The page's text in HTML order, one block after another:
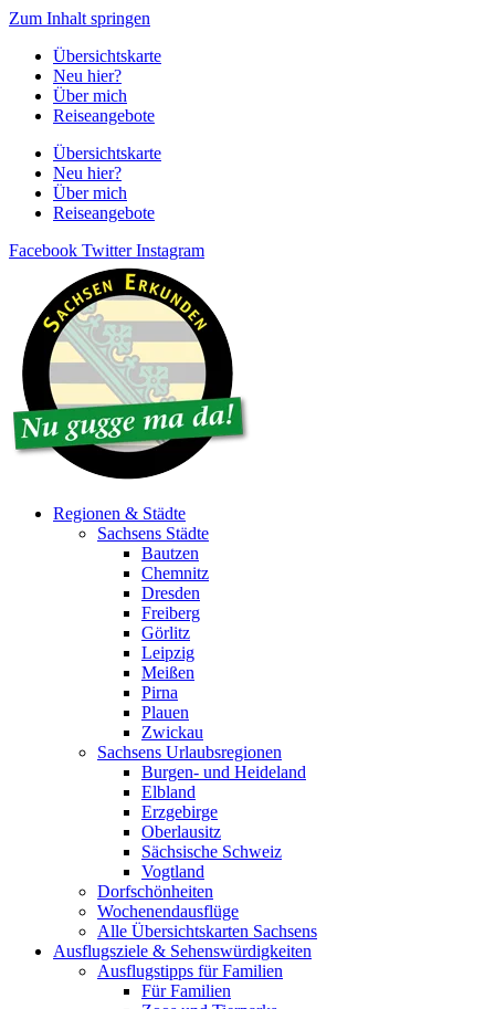
Zum Inhalt springen
Übersichtskarte
Neu hier?
Über mich
Reiseangebote
Übersichtskarte
Neu hier?
Über mich
Reiseangebote
Facebook Twitter Instagram
Regionen & Städte
Sachsens Städte
Bautzen
Chemnitz
Dresden
Freiberg
Görlitz
Leipzig
Meißen
Pirna
Plauen
Zwickau
Sachsens Urlaubsregionen
Burgen- und Heideland
Elbland
Erzgebirge
Oberlausitz
Sächsische Schweiz
Vogtland
Dorfschönheiten
Wochenendausflüge
Alle Übersichtskarten Sachsens
Ausflugsziele & Sehenswürdigkeiten
Ausflugstipps für Familien
Für Familien